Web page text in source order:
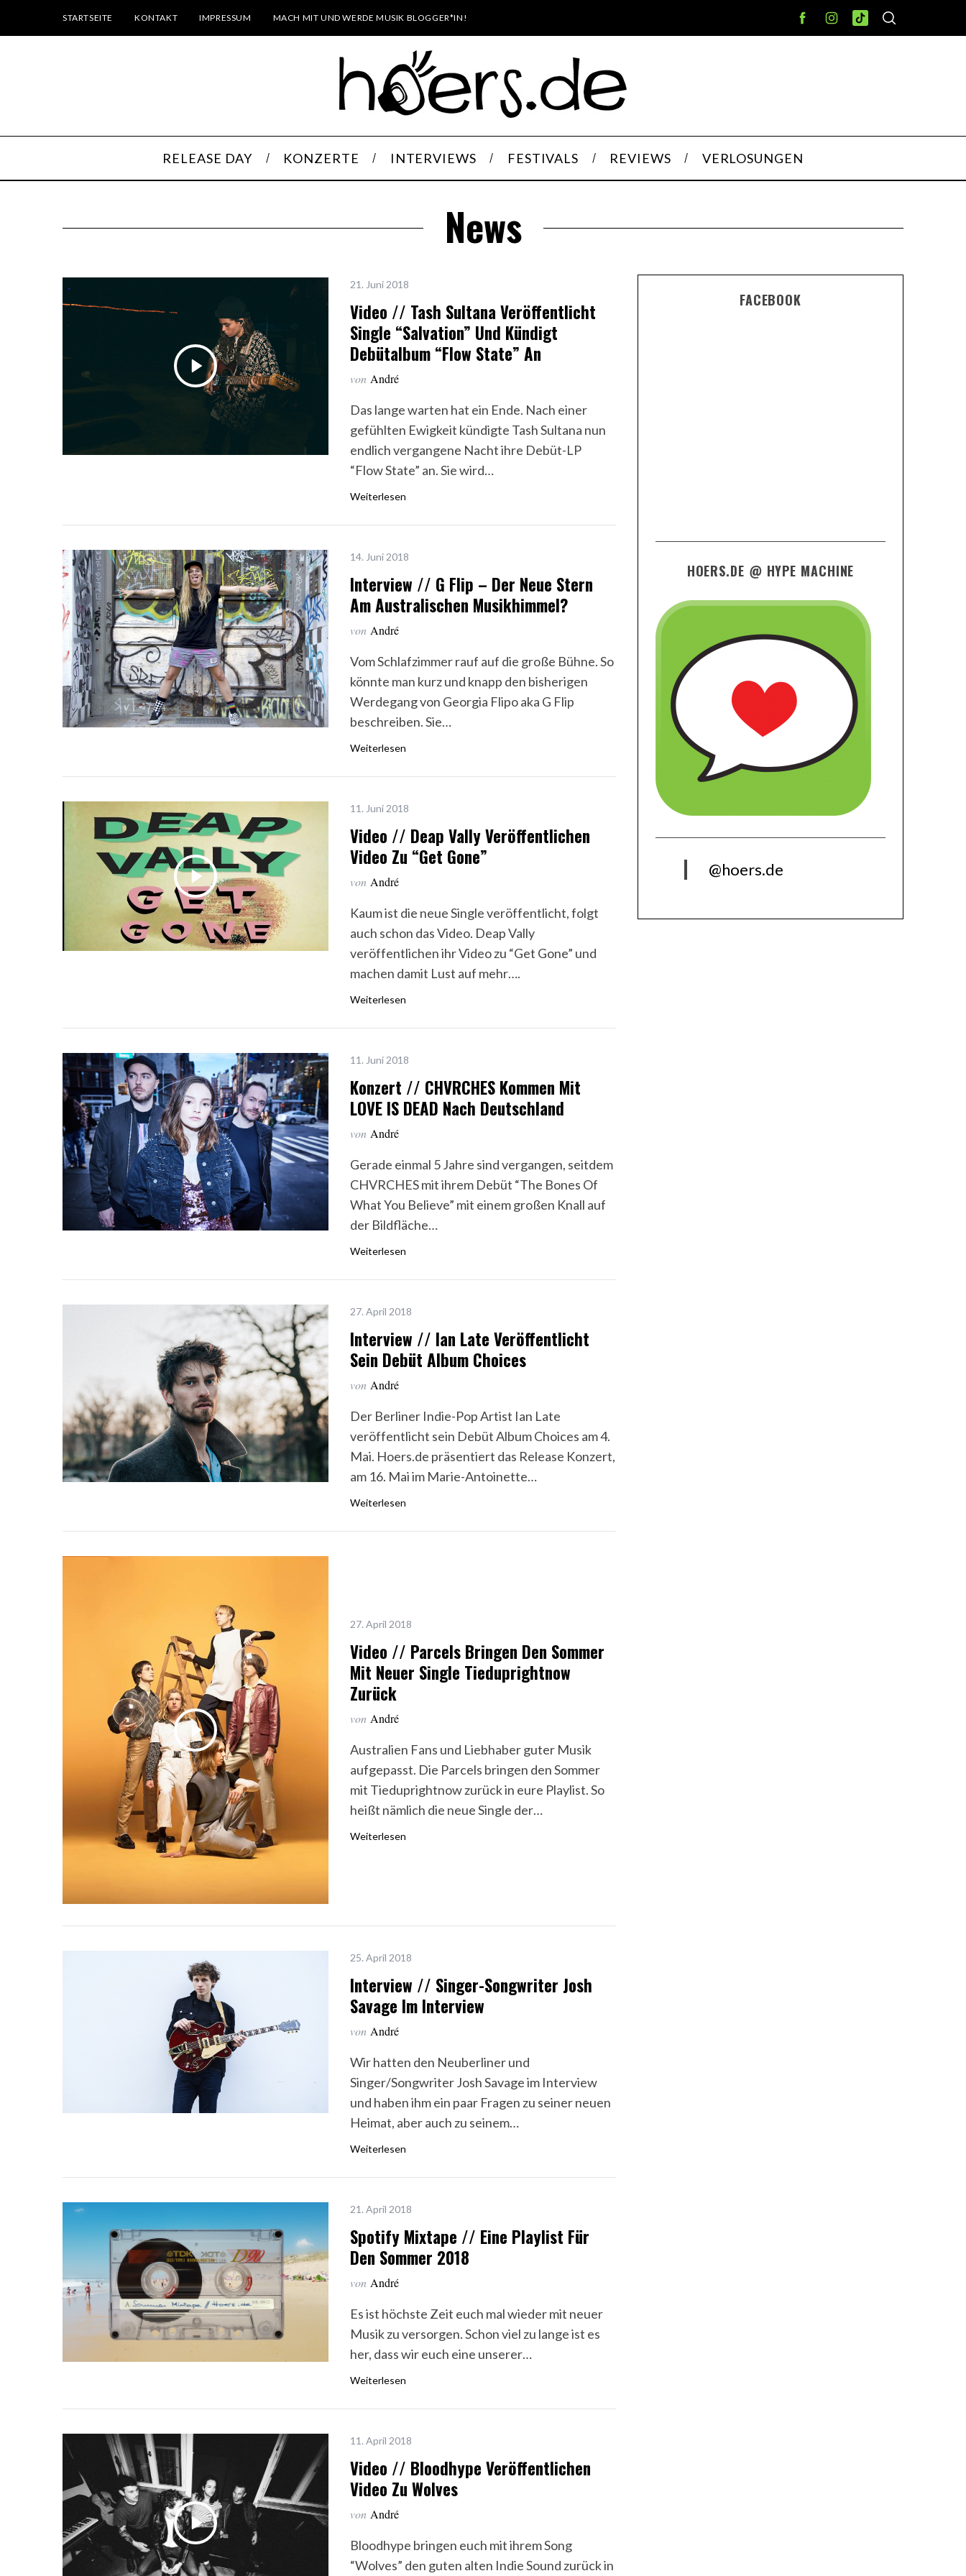
STARTSEITE KONTAKT IMPRESSUM MACH MIT UND WERDE MUSIK BLOGGER*IN!
RELEASE DAY KONZERTE INTERVIEWS FESTIVALS REVIEWS VERLOSUNGEN
News
21. Juni 2018
Video // Tash Sultana Veröffentlicht
Single “Salvation” Und Kündigt
Debütalbum “Flow State” An
von André
Das lange warten hat ein Ende. Nach einer
gefühlten Ewigkeit kündigte Tash Sultana nun
endlich vergangene Nacht ihre Debüt-LP
“Flow State” an. Sie wird…
Weiterlesen
14. Juni 2018
Interview // G Flip – Der Neue Stern
Am Australischen Musikhimmel?
von André
Vom Schlafzimmer rauf auf die große Bühne. So
könnte man kurz und knapp den bisherigen
Werdegang von Georgia Flipo aka G Flip
beschreiben. Sie…
Weiterlesen
11. Juni 2018
Video // Deap Vally Veröffentlichen
Video Zu “Get Gone”
von André
Kaum ist die neue Single veröffentlicht, folgt
auch schon das Video. Deap Vally
veröffentlichen ihr Video zu “Get Gone” und
machen damit Lust auf mehr….
Weiterlesen
11. Juni 2018
Konzert // CHVRCHES Kommen Mit
LOVE IS DEAD Nach Deutschland
von André
Gerade einmal 5 Jahre sind vergangen, seitdem
CHVRCHES mit ihrem Debüt “The Bones Of
What You Believe” mit einem großen Knall auf
der Bildfläche…
Weiterlesen
27. April 2018
Interview // Ian Late Veröffentlicht
Sein Debüt Album Choices
von André
Der Berliner Indie-Pop Artist Ian Late
veröffentlicht sein Debüt Album Choices am 4.
Mai. Hoers.de präsentiert das Release Konzert,
am 16. Mai im Marie-Antoinette…
Weiterlesen
27. April 2018
Video // Parcels Bringen Den Sommer
Mit Neuer Single Tieduprightnow
Zurück
von André
Australien Fans und Liebhaber guter Musik
aufgepasst. Die Parcels bringen den Sommer
mit Tieduprightnow zurück in eure Playlist. So
heißt nämlich die neue Single der…
Weiterlesen
25. April 2018
Interview // Singer-Songwriter Josh
Savage Im Interview
von André
Wir hatten den Neuberliner und
Singer/Songwriter Josh Savage im Interview
und haben ihm ein paar Fragen zu seiner neuen
Heimat, aber auch zu seinem…
Weiterlesen
21. April 2018
Spotify Mixtape // Eine Playlist Für
Den Sommer 2018
von André
Es ist höchste Zeit euch mal wieder mit neuer
Musik zu versorgen. Schon viel zu lange ist es
her, dass wir euch eine unserer…
Weiterlesen
11. April 2018
Video // Bloodhype Veröffentlichen
Video Zu Wolves
von André
Bloodhype bringen euch mit ihrem Song
“Wolves” den guten alten Indie Sound zurück in
FACEBOOK
HOERS.DE @ HYPE MACHINE
@hoers.de